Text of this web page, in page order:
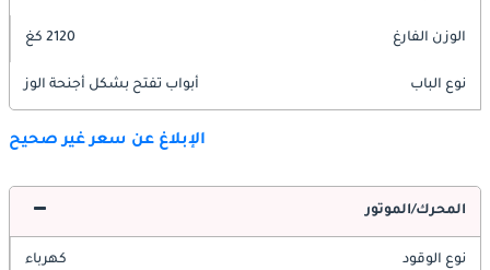
الوزن الفارغ 2120 كغ
نوع الباب أبواب تفتح بشكل أجنحة الوز
الإبلاغ عن سعر غير صحيح
المحرك/الموتور
نوع الوقود كهرباء